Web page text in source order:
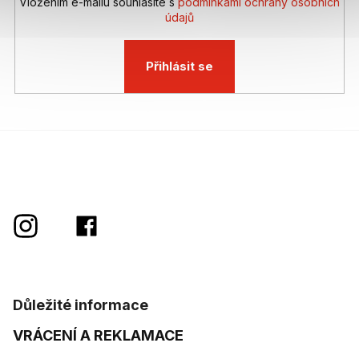
údajů
Přihlásit se
Důležité informace
VRÁCENÍ A REKLAMACE